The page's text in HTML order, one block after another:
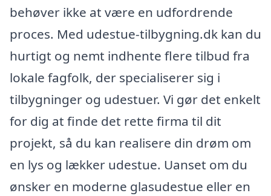
behøver ikke at være en udfordrende
proces. Med udestue-tilbygning.dk kan du
hurtigt og nemt indhente flere tilbud fra
lokale fagfolk, der specialiserer sig i
tilbygninger og udestuer. Vi gør det enkelt
for dig at finde det rette firma til dit
projekt, så du kan realisere din drøm om
en lys og lækker udestue. Uanset om du
ønsker en moderne glasudestue eller en